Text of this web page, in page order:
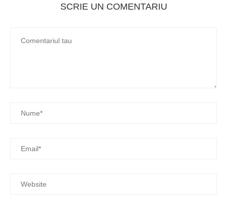
SCRIE UN COMENTARIU